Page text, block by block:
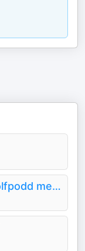
Två klubblängder - en golfpodd med Pär & Peter